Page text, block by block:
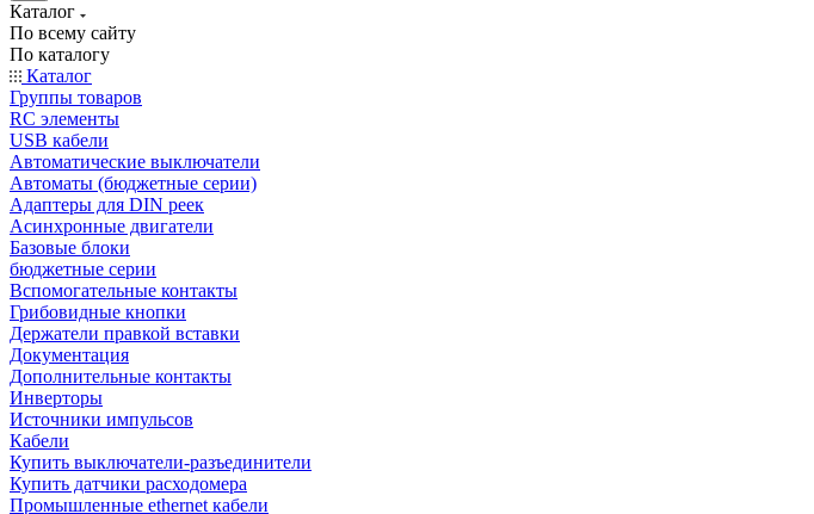
Каталог
По всему сайту
По каталогу
Каталог
Группы товаров
RC элементы
USB кабели
Автоматические выключатели
Автоматы (бюджетные серии)
Адаптеры для DIN реек
Асинхронные двигатели
Базовые блоки
бюджетные серии
Вспомогательные контакты
Грибовидные кнопки
Держатели правкой вставки
Документация
Дополнительные контакты
Инверторы
Источники импульсов
Кабели
Купить выключатели-разъединители
Купить датчики расходомера
Промышленные ethernet кабели